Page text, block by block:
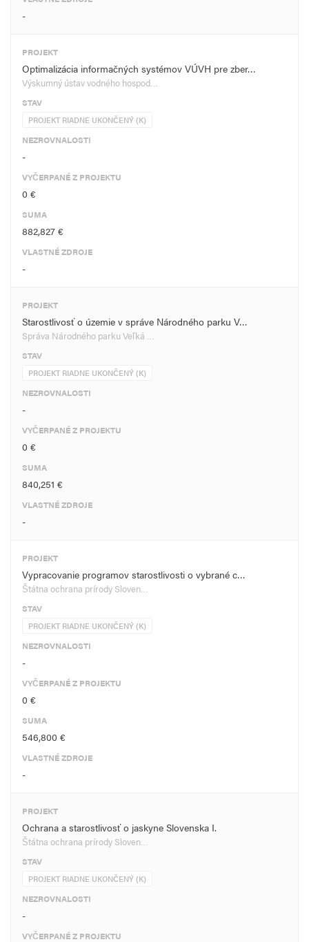
-
PROJEKT
Optimalizácia informačných systémov VÚVH pre zber…
Výskumný ústav vodného hospod…
STAV
PROJEKT RIADNE UKONČENÝ (K)
NEZROVNALOSTI
-
VYČERPANÉ Z PROJEKTU
0 €
SUMA
882,827 €
VLASTNÉ ZDROJE
-
PROJEKT
Starostlivosť o územie v správe Národného parku V…
Správa Národného parku Veľká …
STAV
PROJEKT RIADNE UKONČENÝ (K)
NEZROVNALOSTI
-
VYČERPANÉ Z PROJEKTU
0 €
SUMA
840,251 €
VLASTNÉ ZDROJE
-
PROJEKT
Vypracovanie programov starostlivosti o vybrané c…
Štátna ochrana prírody Sloven…
STAV
PROJEKT RIADNE UKONČENÝ (K)
NEZROVNALOSTI
-
VYČERPANÉ Z PROJEKTU
0 €
SUMA
546,800 €
VLASTNÉ ZDROJE
-
PROJEKT
Ochrana a starostlivosť o jaskyne Slovenska I.
Štátna ochrana prírody Sloven…
STAV
PROJEKT RIADNE UKONČENÝ (K)
NEZROVNALOSTI
-
VYČERPANÉ Z PROJEKTU